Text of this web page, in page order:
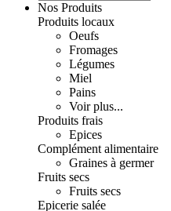
Nos Produits
Produits locaux
Oeufs
Fromages
Légumes
Miel
Pains
Voir plus...
Produits frais
Epices
Complément alimentaire
Graines à germer
Fruits secs
Fruits secs
Epicerie salée